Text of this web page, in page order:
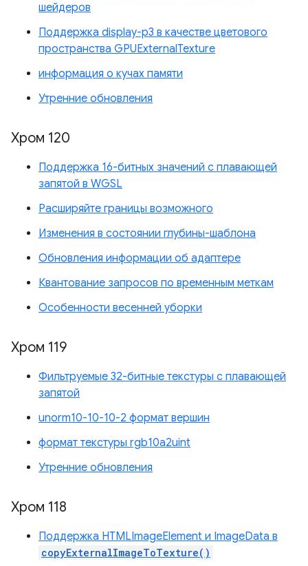
шейдеров
Поддержка display-p3 в качестве цветового
пространства GPUExternalTexture
информация о кучах памяти
Утренние обновления
Хром 120
Поддержка 16-битных значений с плавающей
запятой в WGSL
Расширяйте границы возможного
Изменения в состоянии глубины-шаблона
Обновления информации об адаптере
Квантование запросов по временным меткам
Особенности весенней уборки
Хром 119
Фильтруемые 32-битные текстуры с плавающей
запятой
unorm10-10-10-2 формат вершин
формат текстуры rgb10a2uint
Утренние обновления
Хром 118
Поддержка HTMLImageElement и ImageData в
copyExternalImageToTexture()